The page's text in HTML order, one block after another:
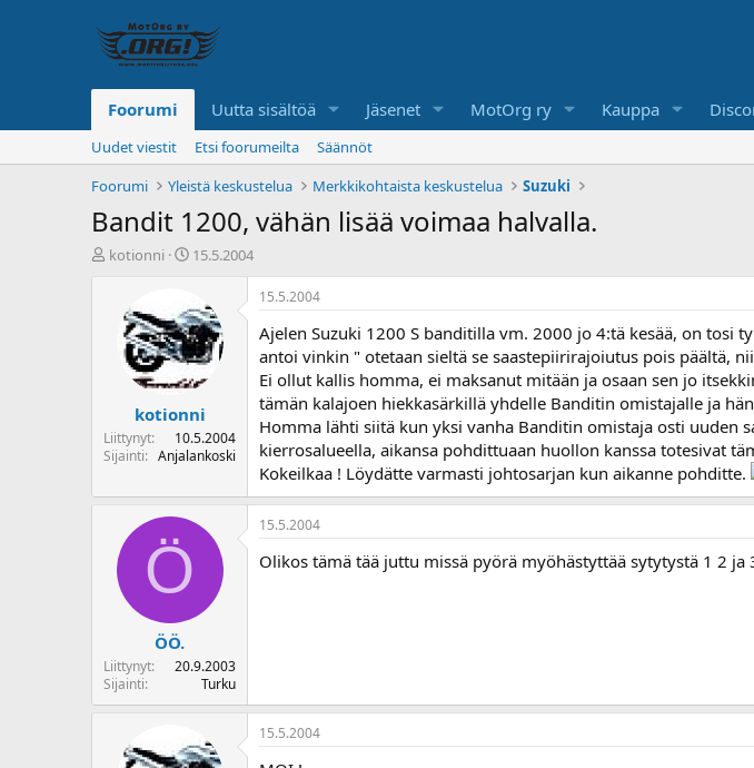
Foorumi Uutta sisältöä Jäsenet MotOrg ry Kauppa
Uudet viestit Etsi foorumeilta
Säännöt
Foorumi
Yleistä keskustelua Merkkikohtaista keskustelua Suzuki
Bandit 1200, vähän lisää voimaa halvalla.
K
u
n
l
kotionni
A
i
t
u
p
ä
v
15.5.2004
kotionni
Liittynyt
10.5.2004
Sijainti
Anjalankoski
15.5.2004
Ajelen Suzuki 1200 S banditilla vm. 2000 jo 4:tä kesää, on tosi
antoi vinkin " otetaan sieltä se saastepiirirajoiutus pois päältä,
Ei ollut kallis homma, ei maksanut mitään ja osaan sen jo
tämän kalajoen hiekkasärkillä yhdelle Banditin omistajalle ja
Homma lähti siitä kun yksi vanha Banditin omistaja osti uuden
kierrosalueella, aikansa pohdittuaan huollon kanssa totesivat
Kokeilkaa ! Löydätte varmasti johtosarjan kun aikanne pohditte.
Ö
ÖÖ.
Liittynyt
20.9.2003
Sijainti
Turku
15.5.2004
Olikos tämä tää juttu missä pyörä myöhästyttää sytytystä 1 2 ja
15.5.2004